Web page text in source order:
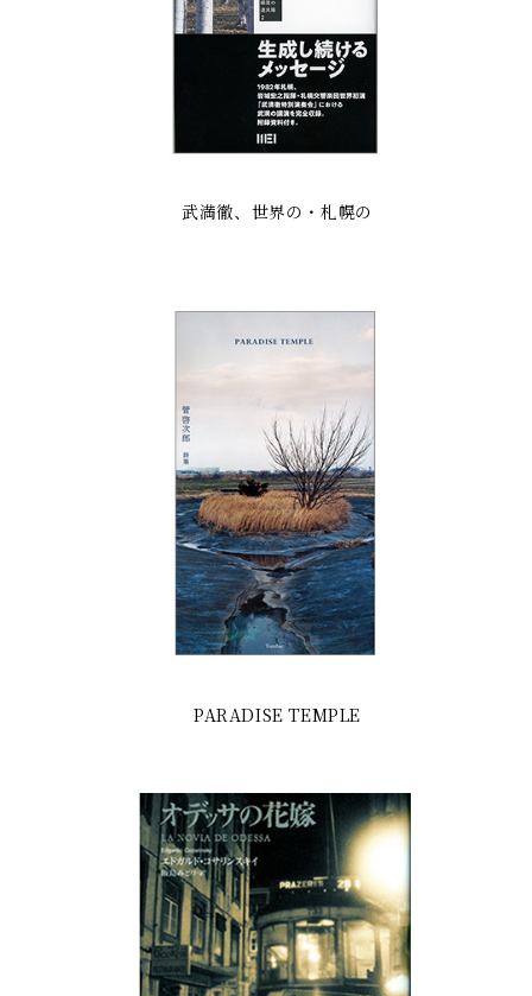
武満徹、世界の・札幌の
PARADISE TEMPLE